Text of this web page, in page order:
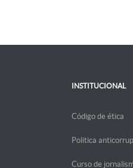
INSTITUCIONAL
Código de ética
Politica
Curso de